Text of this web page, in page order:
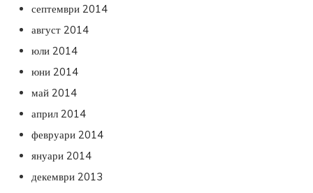
септември 2014
август 2014
юли 2014
юни 2014
май 2014
април 2014
февруари 2014
януари 2014
декември 2013